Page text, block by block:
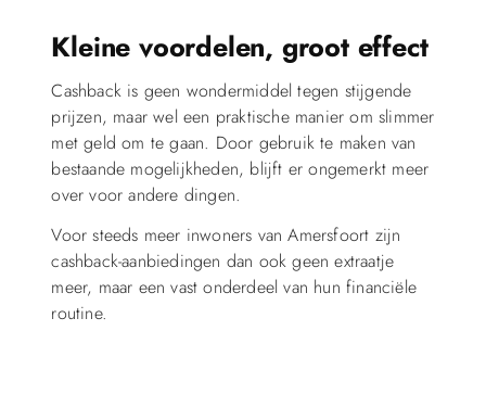
Kleine voordelen, groot effect
Cashback is geen wondermiddel tegen stijgende
prijzen, maar wel een praktische manier om slimmer
met geld om te gaan. Door gebruik te maken van
bestaande mogelijkheden, blijft er ongemerkt meer
over voor andere dingen.
Voor steeds meer inwoners van Amersfoort zijn
cashback-aanbiedingen dan ook geen extraatje
meer, maar een vast onderdeel van hun financiële
routine.